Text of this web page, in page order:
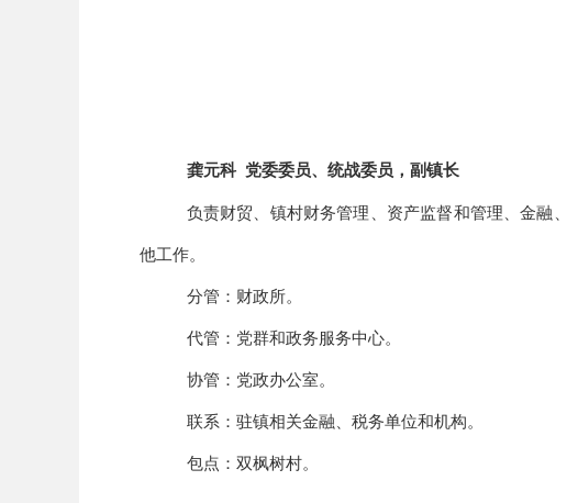
龚元科 党委委员、 统战委员， 副镇长
负责财贸、镇村财务管理、资产监督和管理、金融
他工作。
分管：财政所。
代管： 党群和政务服务中心。
协管： 党政办公室。
联系：驻镇相关金融、税务单位和机构。
包点： 双枫树村。